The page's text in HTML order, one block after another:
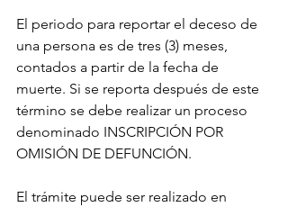
El periodo para reportar el deceso de
una persona es de tres (3) meses,
contados a partir de la fecha de
muerte. Si se reporta después de este
término se debe realizar un proceso
denominado INSCRIPCIÓN POR
OMISIÓN DE DEFUNCIÓN.
El trámite puede ser realizado en